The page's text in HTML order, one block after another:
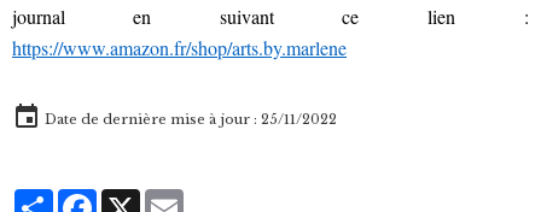
journal en suivant ce lien :
https://www.amazon.fr/shop/arts.by.marlene
Date de dernière mise à jour : 25/11/2022
PartagerFacebook
X